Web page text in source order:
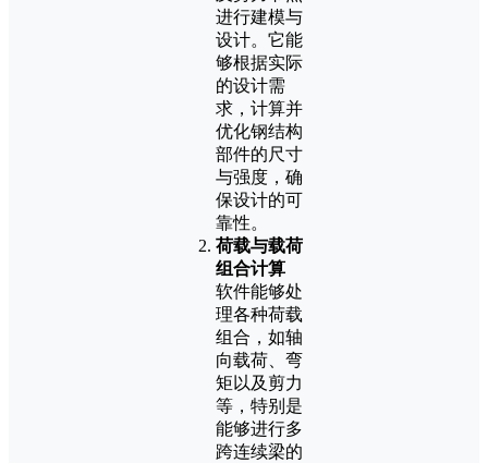
进行建模与
设计。它能
够根据实际
的设计需
求，计算并
优化钢结构
部件的尺寸
与强度，确
保设计的可
靠性。
荷载与载荷
组合计算
软件能够处
理各种荷载
组合，如轴
向载荷、弯
矩以及剪力
等，特别是
能够进行多
跨连续梁的